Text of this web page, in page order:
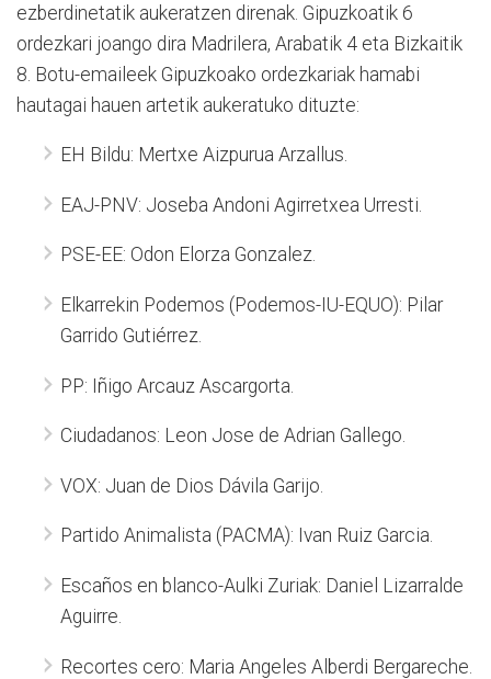
ezberdinetatik aukeratzen direnak. Gipuzkoatik 6
ordezkari joango dira Madrilera, Arabatik 4 eta Bizkaitik
8. Botu-emaileek Gipuzkoako ordezkariak hamabi
hautagai hauen artetik aukeratuko dituzte:
EH Bildu: Mertxe Aizpurua Arzallus.
EAJ-PNV: Joseba Andoni Agirretxea Urresti.
PSE-EE: Odon Elorza Gonzalez.
Elkarrekin Podemos (Podemos-IU-EQUO): Pilar
Garrido Gutiérrez.
PP: Iñigo Arcauz Ascargorta.
Ciudadanos: Leon Jose de Adrian Gallego.
VOX: Juan de Dios Dávila Garijo.
Partido Animalista (PACMA): Ivan Ruiz Garcia.
Escaños en blanco-Aulki Zuriak: Daniel Lizarralde
Aguirre.
Recortes cero: Maria Angeles Alberdi Bergareche.